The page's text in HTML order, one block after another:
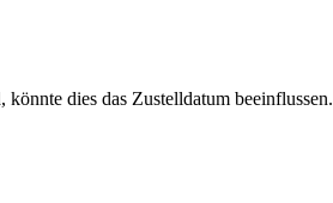
dies das Zustelldatum beeinflussen.